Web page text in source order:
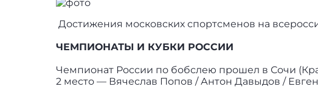
Достижения московских спортсменов на
ЧЕМПИОНАТЫ И КУБКИ РОССИИ
Чемпионат России по бобслею прошел в Сочи
2 место — Вячеслав Попов / Антон Давыдов /